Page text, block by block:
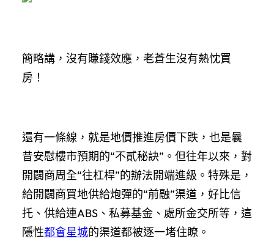
簡略講，沒有賺錢效應，老蒼生沒有熱忱買
房！
還有一條線，就是地價推進房價下跌，也是曩
昔安慰樓市預期的“不貳秘訣”。但往年以來，對
開闢商周全“往杠桿”的辦法開端進級。特殊是，
給開闢商買地供給炮彈的“前融”渠道，好比信
托、供給連ABS、私募基金、處所金交所等，這
隱性都會星城的渠道都被逐一堵住瞭。